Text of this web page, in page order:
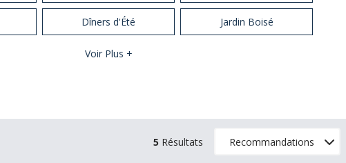
Dîners d'Été Jardin Boisé
Voir Plus +
5 Résultats